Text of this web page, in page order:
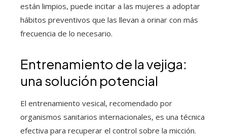
están limpios, puede incitar a las mujeres a adoptar
hábitos preventivos que las llevan a orinar con más
frecuencia de lo necesario.
Entrenamiento de la vejiga:
una solución potencial
El entrenamiento vesical, recomendado por
organismos sanitarios internacionales, es una técnica
efectiva para recuperar el control sobre la micción.